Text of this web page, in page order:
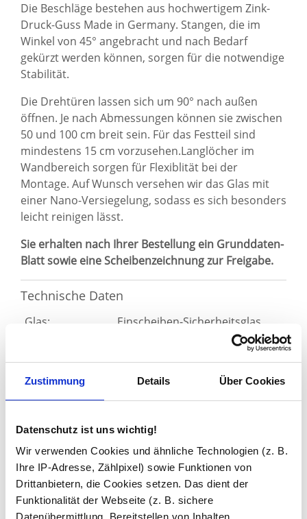
Zustimmung Details Über Cookies
Datenschutz ist uns wichtig!
Wir verwenden Cookies und ähnliche Technologien (z. B.
Ihre IP-Adresse, Zählpixel) sowie Funktionen von
Drittanbietern, die Cookies setzen. Das dient der
Funktionalität der Webseite (z. B. sichere
Datenübermittlung, Bereitstellen von Inhalten,
Die Beschläge bestehen aus hochwertigem Zink-
Druck-Guss Made in Germany. Stangen, die im
Winkel von 45° angebracht und nach Bedarf
gekürzt werden können, sorgen für die notwendige
Stabilität.
Die Drehtüren lassen sich um 90° nach außen
öffnen. Je nach Abmessungen können sie zwischen
50 und 100 cm breit sein. Für das Festteil sind
mindestens 15 cm vorzusehen.Langlöcher im
Wandbereich sorgen für Flexiblität bei der
Montage. Auf Wunsch versehen wir das Glas mit
einer Nano-Versiegelung, sodass es sich besonders
leicht reinigen lässt.
Sie erhalten nach Ihrer Bestellung ein Grunddaten-
Blatt sowie eine Scheibenzeichnung zur Freigabe.
Technische Daten
Glas:
Einscheiben-Sicherheitsglas
Glasstärke:
6 mm oder optional 8 mm
Lichte Breite:
700 - 1500 mm
Höhe:*
1500 - 2300 mm
Einbausituation:
Ecke
Tür:
Drehtüren öffnen um 90° nach
außen
Breite 500 - 1000 mm
Beschläge:
Zink-Druck-Guss
glanzverchromt (Standard)